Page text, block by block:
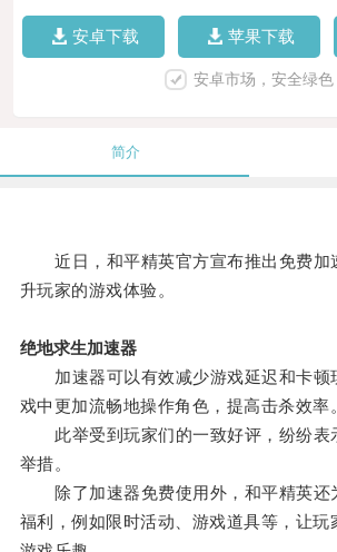
安卓下载 苹果下载
安卓市场，安全绿色
简介
近日，和平精英官方宣布推出免费加
升玩家的游戏体验。
绝地求生加速器
加速器可以有效减少游戏延迟和卡顿
戏中更加流畅地操作角色，提高击杀效率。
此举受到玩家们的一致好评，纷纷表
举措。
除了加速器免费使用外，和平精英还
福利，例如限时活动、游戏道具等，让玩